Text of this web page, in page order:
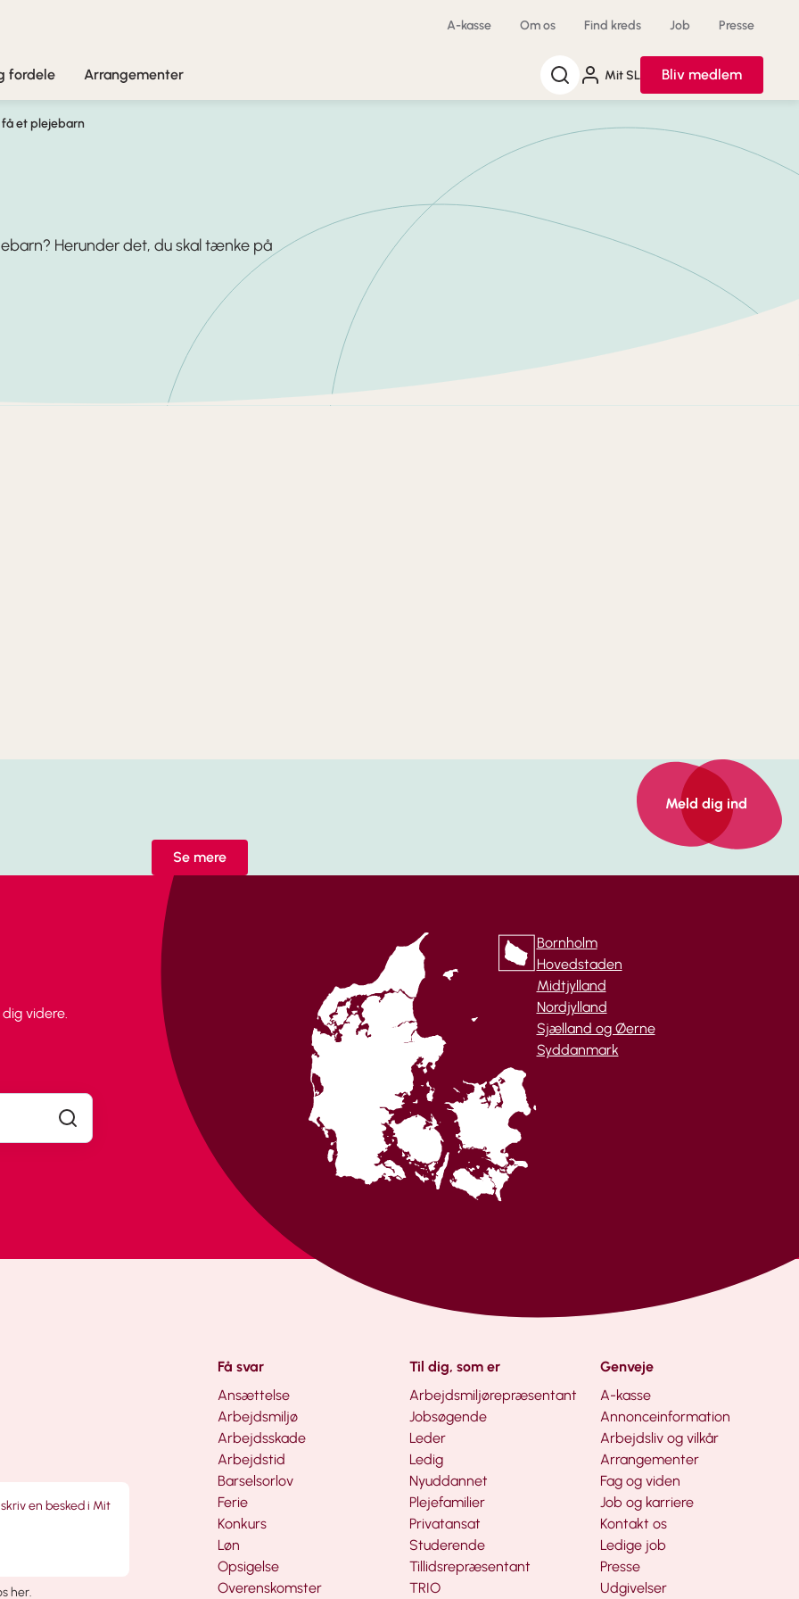
A-kasse Om os Find kreds Job Presse
fordele Arrangementer Mit SL Bliv medlem
et plejebarn
Herunder det, du skal tænke på
Se mere
Meld dig ind
videre.
Søg
Bornholm
Hovedstaden
Midtjylland
Nordjylland
Sjælland og Øerne
Syddanmark
en besked i Mit
her.
Få svar
Ansættelse
Arbejdsmiljø
Arbejdsskade
Arbejdstid
Barselsorlov
Ferie
Konkurs
Løn
Opsigelse
Overenskomster
Til dig, som er
Arbejdsmiljørepræsentant
Jobsøgende
Leder
Ledig
Nyuddannet
Plejefamilier
Privatansat
Studerende
Tillidsrepræsentant
TRIO
Genveje
A-kasse
Annonceinformation
Arbejdsliv og vilkår
Arrangementer
Fag og viden
Job og karriere
Kontakt os
Ledige job
Presse
Udgivelser